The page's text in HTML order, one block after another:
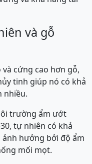
và gỗ
và cứng cao hơn gỗ,
tinh giúp nó có khả
nhiều.
trường ẩm ướt
tự nhiên có khả
hưởng bởi độ ẩm
mối mọt.